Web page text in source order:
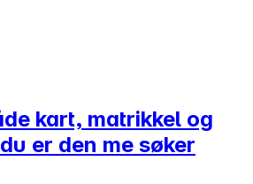
kart, matrikkel og
er den me søker